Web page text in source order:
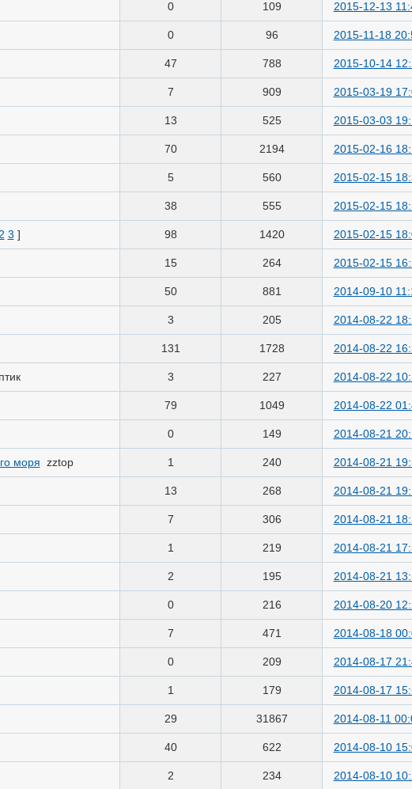
0 109 2015-12-13
0 96 2015-11-18
47 788 2015-10-14
7 909 2015-03-19
13 525 2015-03-03
70 2194 2015-02-16
5 560 2015-02-15
38 555 2015-02-15
3 ] 98 1420 2015-02-15
15 264 2015-02-15
50 881 2014-09-10
3 205 2014-08-22
131 1728 2014-08-22
3 227 2014-08-22
79 1049 2014-08-22
0 149 2014-08-21
моря zztop 1 240 2014-08-21
13 268 2014-08-21
7 306 2014-08-21
1 219 2014-08-21
2 195 2014-08-21
0 216 2014-08-20
7 471 2014-08-18
0 209 2014-08-17
1 179 2014-08-17
29 31867 2014-08-11
40 622 2014-08-10
2 234 2014-08-10